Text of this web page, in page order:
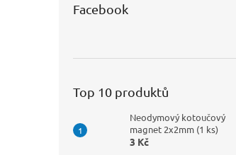
Facebook
Top 10 produktů
Neodymový kotoučový
magnet 2x2mm (1 ks)
3 Kč